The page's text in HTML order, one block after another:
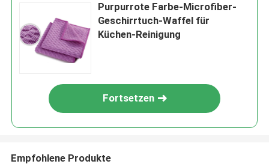
Purpurrote Farbe-Microfiber-
Geschirrtuch-Waffel für
Küchen-Reinigung
Fortsetzen
Empfohlene Produkte